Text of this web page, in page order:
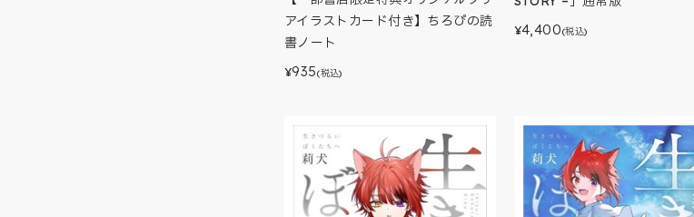
アイラストカード付き】ちろぴの読
書ノート
¥935(税込)
¥4,400(税込)